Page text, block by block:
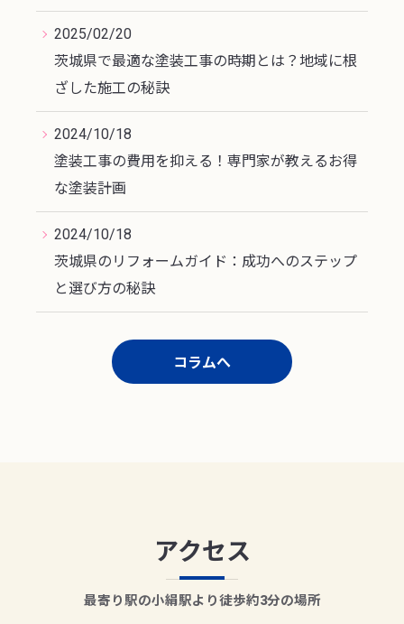
2025/02/20
茨城県で最適な塗装工事の時期とは？地域に根
ざした施工の秘訣
2024/10/18
塗装工事の費用を抑える！専門家が教えるお得
な塗装計画
2024/10/18
茨城県のリフォームガイド：成功へのステップ
と選び方の秘訣
コラムへ
最寄り駅の小絹駅より徒歩約3分の場所
アクセス